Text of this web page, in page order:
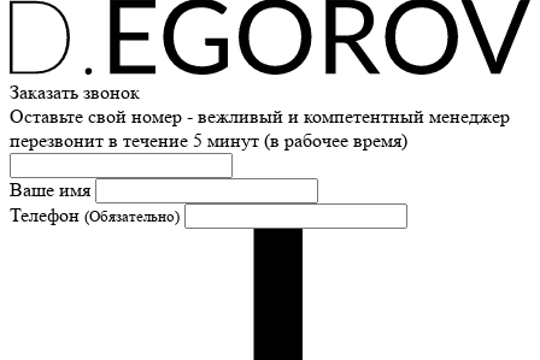
Заказать звонок
Оставьте свой номер - вежливый и компетентный менеджер
перезвонит в течение 5 минут (в рабочее время)
Ваше имя
Телефон (Обязательно)